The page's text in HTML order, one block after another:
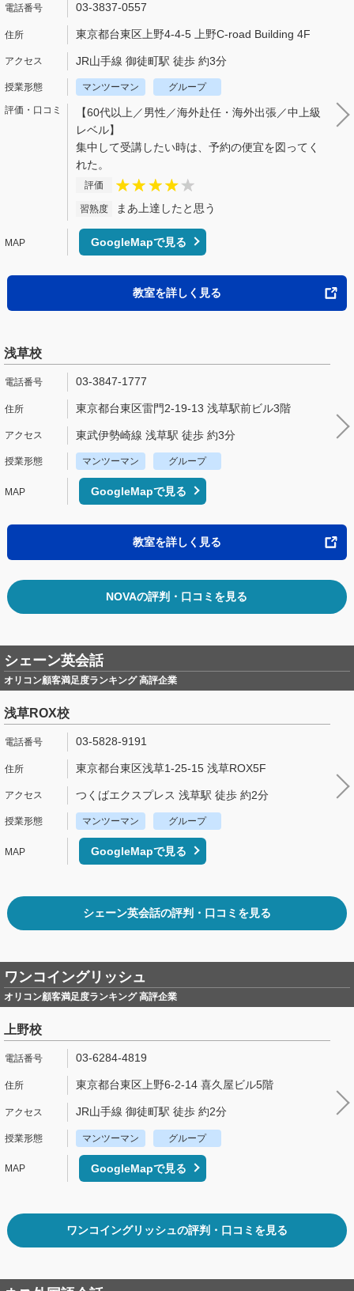
03-3837-0557
東京都台東区上野4-4-5 上野C-road Building 4F
JR山手線 御徒町駅 徒歩 約3分
マンツーマン グループ
【60代以上／男性／海外赴任・海外出張／中上級
レベル】
集中して受講したい時は、予約の便宜を図ってく
れた。
評価
習熟度 まあ上達したと思う
GoogleMapで見る
教室を詳しく見る
浅草校
03-3847-1777
東京都台東区雷門2-19-13 浅草駅前ビル3階
東武伊勢崎線 浅草駅 徒歩 約3分
マンツーマン グループ
GoogleMapで見る
教室を詳しく見る
NOVAの評判・口コミを見る
シェーン英会話
オリコン顧客満足度ランキング 高評企業
浅草ROX校
03-5828-9191
東京都台東区浅草1-25-15 浅草ROX5F
つくばエクスプレス 浅草駅 徒歩 約2分
マンツーマン グループ
GoogleMapで見る
シェーン英会話の評判・口コミを見る
ワンコイングリッシュ
オリコン顧客満足度ランキング 高評企業
上野校
03-6284-4819
東京都台東区上野6-2-14 喜久屋ビル5階
JR山手線 御徒町駅 徒歩 約2分
マンツーマン グループ
GoogleMapで見る
ワンコイングリッシュの評判・口コミを見る